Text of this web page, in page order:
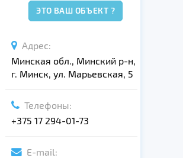
ЭТО ВАШ ОБЪЕКТ ?
Адрес:
Минская обл., Минский р-н,
г. Минск, ул. Марьевская, 5
Телефоны:
+375 17 294-01-73
E-mail: